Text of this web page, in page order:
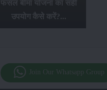
फसल बीमा योजना का सही
उपयोग कैसे करें?...
Join Our Whatsapp Group